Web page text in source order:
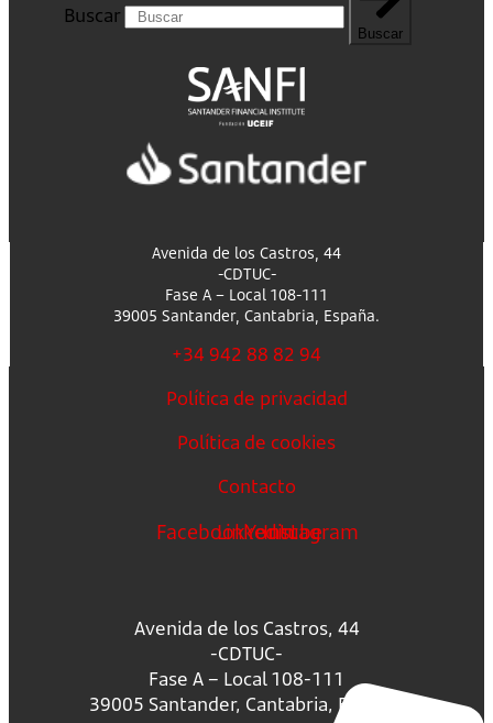
Buscar
Buscar
Avenida de los Castros, 44
-CDTUC-
Fase A – Local 108-111
39005 Santander, Cantabria, España.
+34 942 88 82 94
Política de privacidad
Política de cookies
Contacto
FacebookLinkedin
Youtube
Instagram
Avenida de los Castros, 44
-CDTUC-
Fase A – Local 108-111
39005 Santander, Cantabria, España.